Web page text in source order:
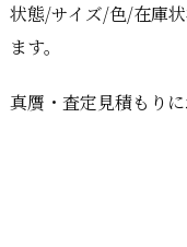
状態/サイズ/色/在庫
ます。
真贋・査定見積もりに